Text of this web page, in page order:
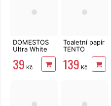
DOMESTOS
Ultra White
39 Kč
Toaletní papír
TENTO
Delicate
3vrstvý 24
139 Kč